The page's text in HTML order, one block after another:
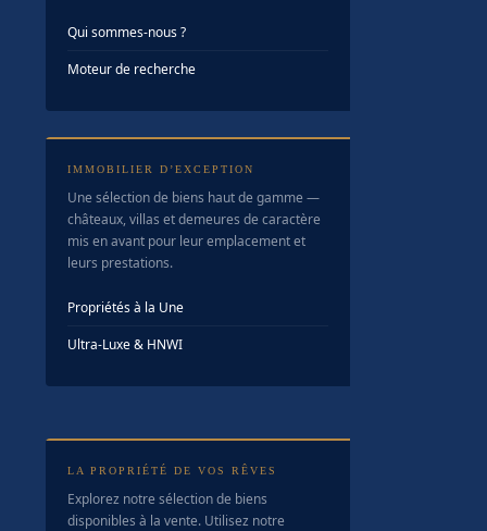
Qui sommes-nous ?
Moteur de recherche
IMMOBILIER D’EXCEPTION
Une sélection de biens haut de gamme —
châteaux, villas et demeures de caractère
mis en avant pour leur emplacement et
leurs prestations.
Propriétés à la Une
Ultra-Luxe & HNWI
LA PROPRIÉTÉ DE VOS RÊVES
Explorez notre sélection de biens
disponibles à la vente. Utilisez notre